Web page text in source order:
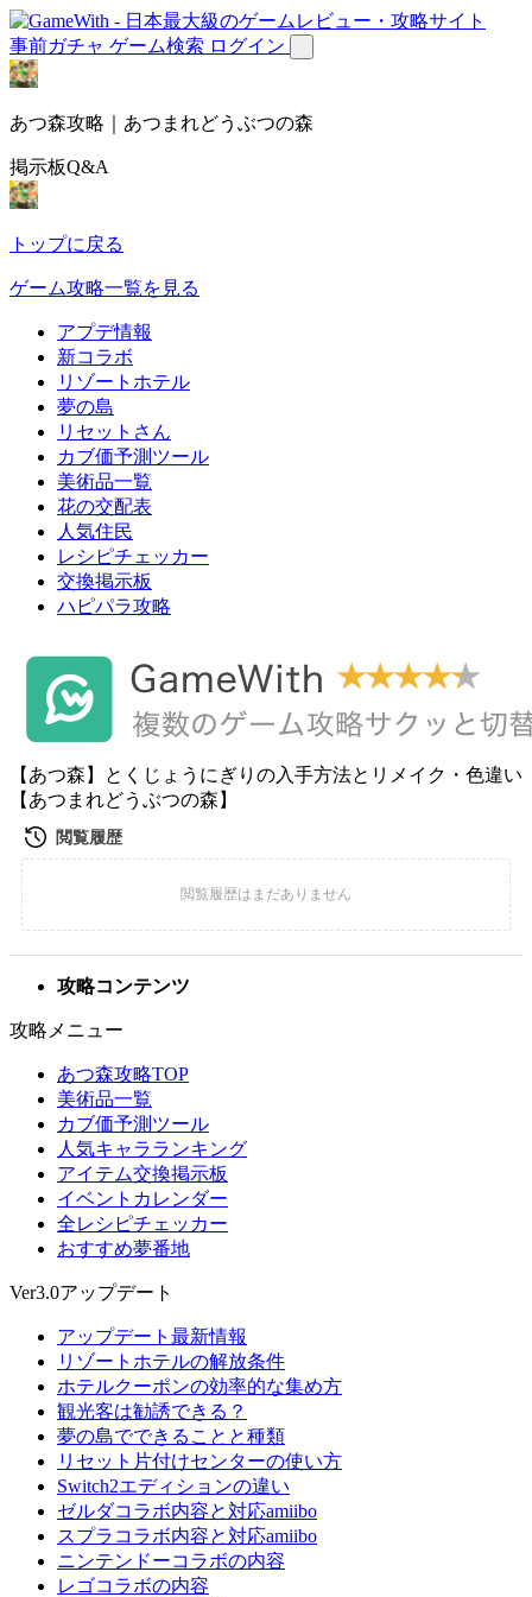
事前ガチャ ゲーム検索 ログイン
あつ森攻略｜あつまれどうぶつの森
掲示板Q&A
トップに戻る
ゲーム攻略一覧を見る
アプデ情報
新コラボ
リゾートホテル
夢の島
リセットさん
カブ価予測ツール
美術品一覧
花の交配表
人気住民
レシピチェッカー
交換掲示板
ハピパラ攻略
【あつ森】とくじょうにぎりの入手方法とリメイク・色違い
【あつまれどうぶつの森】
攻略コンテンツ
攻略メニュー
あつ森攻略TOP
美術品一覧
カブ価予測ツール
人気キャラランキング
アイテム交換掲示板
イベントカレンダー
全レシピチェッカー
おすすめ夢番地
Ver3.0アップデート
アップデート最新情報
リゾートホテルの解放条件
ホテルクーポンの効率的な集め方
観光客は勧誘できる？
夢の島でできることと種類
リセット片付けセンターの使い方
Switch2エディションの違い
ゼルダコラボ内容と対応amiibo
スプラコラボ内容と対応amiibo
ニンテンドーコラボの内容
レゴコラボの内容